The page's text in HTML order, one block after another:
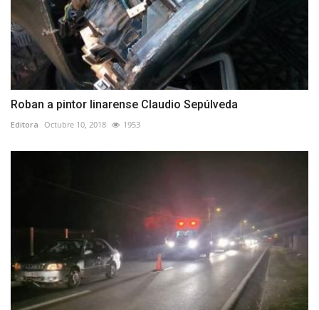
Roban a pintor linarense Claudio Sepúlveda
Editora Octubre 10, 2018 1953